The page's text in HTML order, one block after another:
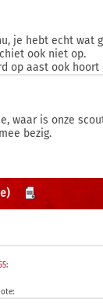
je hebt echt wat
ook niet op.
op aast ook
waar is onze
bezig.
: